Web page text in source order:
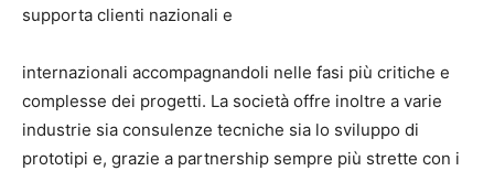
supporta clienti nazionali e
internazionali accompagnandoli nelle fasi più critiche e
complesse dei progetti. La società offre inoltre a varie
industrie sia consulenze tecniche sia lo sviluppo di
prototipi e, grazie a partnership sempre più strette con i